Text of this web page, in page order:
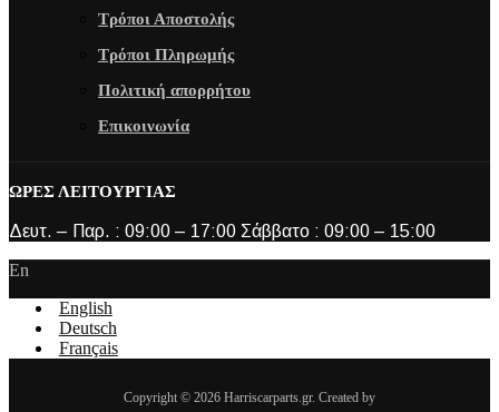
Τρόποι Αποστολής
Τρόποι Πληρωμής
Πολιτική απορρήτου
Επικοινωνία
ΩΡΕΣ ΛΕΙΤΟΥΡΓΙΑΣ
Δευτ. – Παρ. : 09:00 – 17:00 Σάββατο : 09:00 – 15:00
En
English
Deutsch
Français
Copyright © 2026 Harriscarparts.gr. Created by